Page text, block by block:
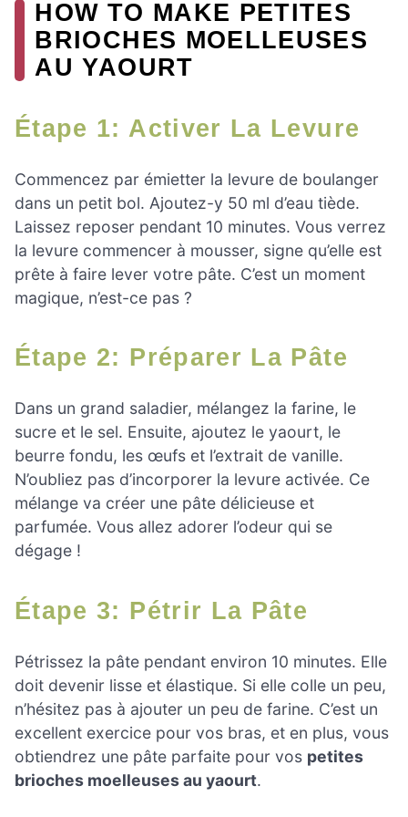
HOW TO MAKE PETITES
BRIOCHES MOELLEUSES
AU YAOURT
Étape 1: Activer La Levure
Commencez par émietter la levure de boulanger
dans un petit bol. Ajoutez-y 50 ml d’eau tiède.
Laissez reposer pendant 10 minutes. Vous verrez
la levure commencer à mousser, signe qu’elle est
prête à faire lever votre pâte. C’est un moment
magique, n’est-ce pas ?
Étape 2: Préparer La Pâte
Dans un grand saladier, mélangez la farine, le
sucre et le sel. Ensuite, ajoutez le yaourt, le
beurre fondu, les œufs et l’extrait de vanille.
N’oubliez pas d’incorporer la levure activée. Ce
mélange va créer une pâte délicieuse et
parfumée. Vous allez adorer l’odeur qui se
dégage !
Étape 3: Pétrir La Pâte
Pétrissez la pâte pendant environ 10 minutes. Elle
doit devenir lisse et élastique. Si elle colle un peu,
n’hésitez pas à ajouter un peu de farine. C’est un
excellent exercice pour vos bras, et en plus, vous
obtiendrez une pâte parfaite pour vos petites
brioches moelleuses au yaourt.